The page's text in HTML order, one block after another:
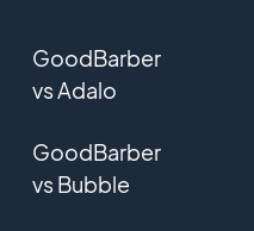
GoodBarber
vs Adalo
GoodBarber
vs Bubble